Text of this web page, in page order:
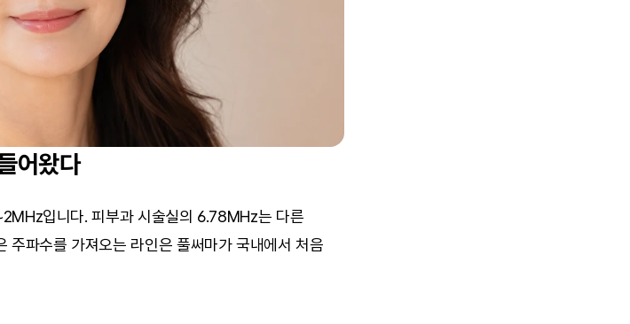
어왔다
입니다. 피부과 시술실의 6.78MHz는 다른
주파수를 가져오는 라인은 풀써마가 국내에서 처음